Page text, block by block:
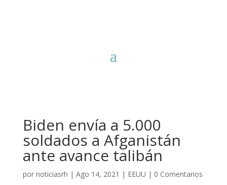
Biden envía a 5.000
soldados a Afganistán
ante avance talibán
por noticiasrh | Ago 14, 2021 | EEUU | 0 Comentarios